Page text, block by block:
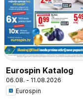
Eurospin Katalog
06.08. - 11.08.2026
Eurospin